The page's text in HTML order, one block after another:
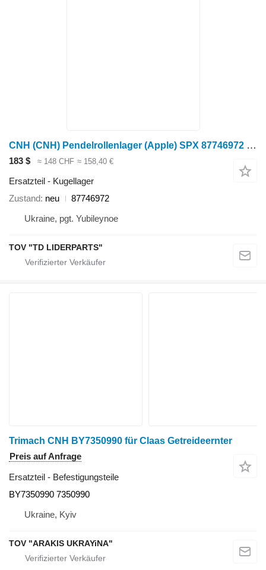
CNH (CNH) Pendelrollenlager (Apple) SPX 87746972 Kugellager für Radtraktor
183 $ ≈ 148 CHF ≈ 158,40 €
Ersatzteil - Kugellager
Zustand neu
87746972
Ukraine, pgt. Yubileynoe
TOV "TD LIDERPARTS"
Trimach CNH BY7350990 für Claas Getreideernter
Preis auf Anfrage
Ersatzteil - Befestigungsteile
BY7350990 7350990
Ukraine, Kyiv
TOV "ARAKIS UKRAYiNA"